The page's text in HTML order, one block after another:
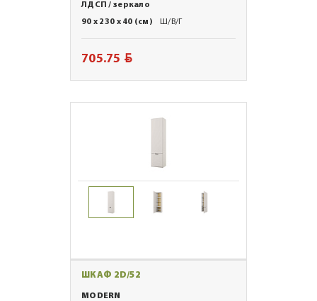
ЛДСП / зеркало
90 x 230 x 40 (см)
Ш/В/Г
705.75 BYN
ШКАФ 2D/52
MODERN